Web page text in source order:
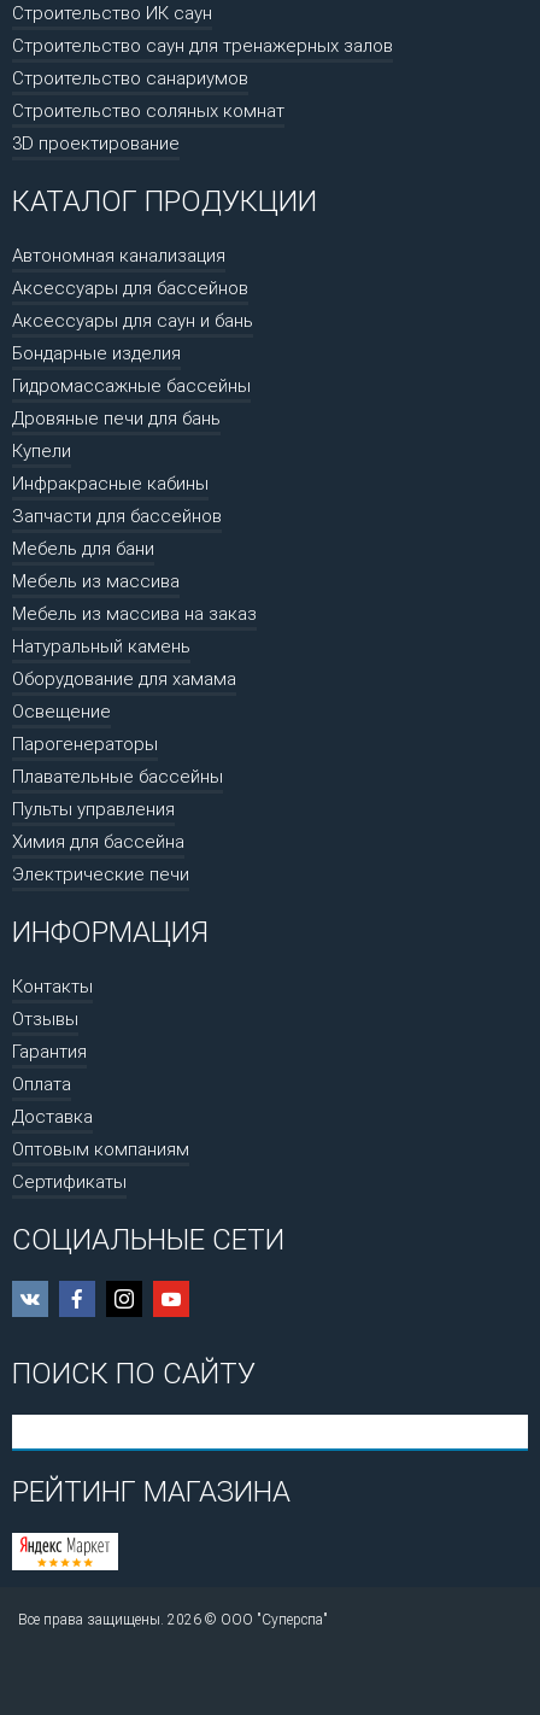
Строительство ИК саун
Строительство саун для тренажерных залов
Строительство санариумов
Строительство соляных комнат
3D проектирование
КАТАЛОГ ПРОДУКЦИИ
Автономная канализация
Аксессуары для бассейнов
Аксессуары для саун и бань
Бондарные изделия
Гидромассажные бассейны
Дровяные печи для бань
Купели
Инфракрасные кабины
Запчасти для бассейнов
Мебель для бани
Мебель из массива
Мебель из массива на заказ
Натуральный камень
Оборудование для хамама
Освещение
Парогенераторы
Плавательные бассейны
Пульты управления
Химия для бассейна
Электрические печи
ИНФОРМАЦИЯ
Контакты
Отзывы
Гарантия
Оплата
Доставка
Оптовым компаниям
Сертификаты
СОЦИАЛЬНЫЕ СЕТИ
ПОИСК ПО САЙТУ
РЕЙТИНГ МАГАЗИНА
Все права защищены. 2026 © ООО "Суперспа"